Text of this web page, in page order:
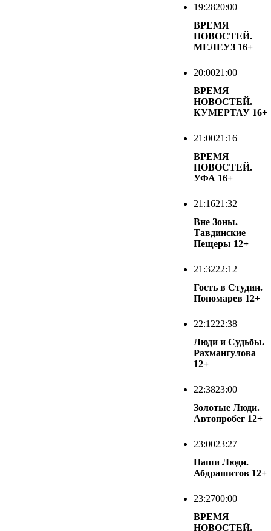
19:2820:00
ВРЕМЯ
НОВОСТЕЙ.
МЕЛЕУЗ 16+
20:0021:00
ВРЕМЯ
НОВОСТЕЙ.
КУМЕРТАУ 16+
21:0021:16
ВРЕМЯ
НОВОСТЕЙ.
УФА 16+
21:1621:32
Вне Зоны.
Тавдинские
Пещеры 12+
21:3222:12
Гость в Студии.
Пономарев 12+
22:1222:38
Люди и Судьбы.
Рахмангулова
12+
22:3823:00
Золотые Люди.
Автопробег 12+
23:0023:27
Наши Люди.
Абдрашитов 12+
23:2700:00
ВРЕМЯ
НОВОСТЕЙ.